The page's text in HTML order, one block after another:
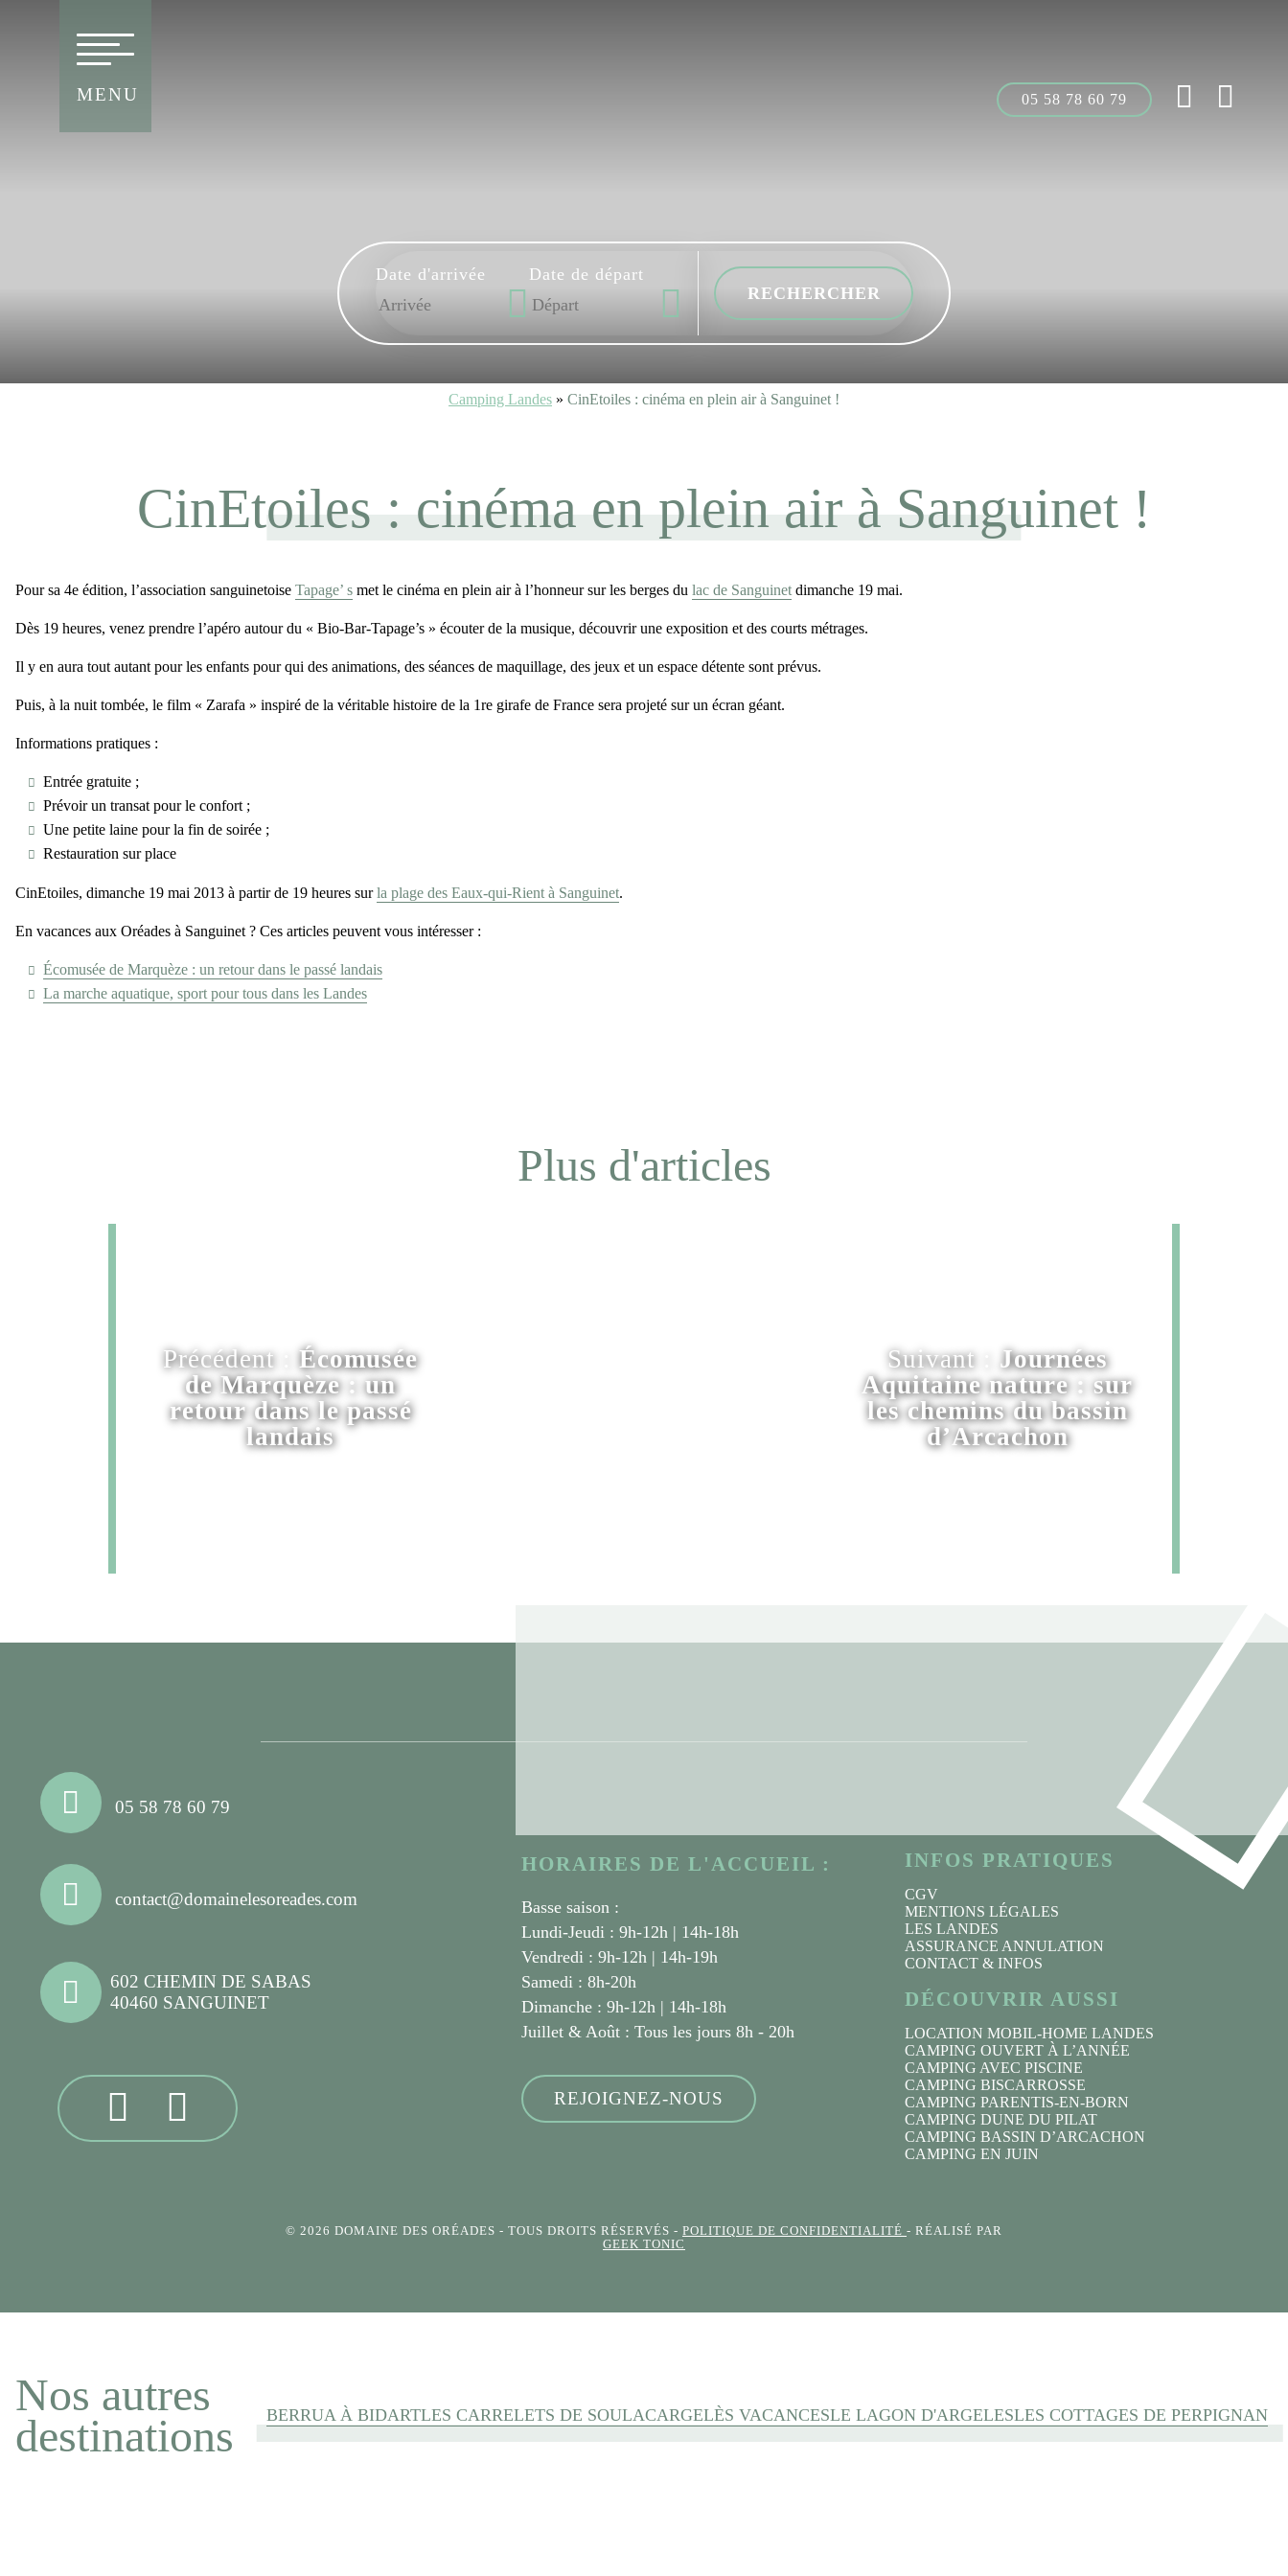
MENU 05 58 78 60 79
Date d'arrivée Date de départ
Camping Landes » CinEtoiles : cinéma en plein air à Sanguinet !
CinEtoiles : cinéma en plein air à Sanguinet !
Pour sa 4e édition, l’association sanguinetoise Tapage’ s met le cinéma en plein air à l’honneur sur les berges du lac de Sanguinet dimanche 19 mai.
Dès 19 heures, venez prendre l’apéro autour du « Bio-Bar-Tapage’s » écouter de la musique, découvrir une exposition et des courts métrages.
Il y en aura tout autant pour les enfants pour qui des animations, des séances de maquillage, des jeux et un espace détente sont prévus.
Puis, à la nuit tombée, le film « Zarafa » inspiré de la véritable histoire de la 1re girafe de France sera projeté sur un écran géant.
Informations pratiques :
Entrée gratuite ;
Prévoir un transat pour le confort ;
Une petite laine pour la fin de soirée ;
Restauration sur place
CinEtoiles, dimanche 19 mai 2013 à partir de 19 heures surla plage des Eaux-qui-Rient à Sanguinet.
En vacances aux Oréades à Sanguinet ? Ces articles peuvent vous intéresser :
Écomusée de Marquèze : un retour dans le passé landais
La marche aquatique, sport pour tous dans les Landes
Plus d'articles
Précédent :Écomusée
de Marquèze : un
retour dans le passé
landais
Suivant : Journées
Aquitaine nature : sur
les chemins du bassin
d’Arcachon
05 58 78 60 79
contact@domainelesoreades.com
602 CHEMIN DE SABAS
40460 SANGUINET
HORAIRES DE L'ACCUEIL :
Basse saison :
Lundi-Jeudi : 9h-12h | 14h-18h
Vendredi : 9h-12h | 14h-19h
Samedi : 8h-20h
Dimanche : 9h-12h | 14h-18h
Juillet & Août : Tous les jours 8h - 20h
REJOIGNEZ-NOUS
INFOS PRATIQUES
CGV
MENTIONS LÉGALES
LES LANDES
ASSURANCE ANNULATION
CONTACT & INFOS
DÉCOUVRIR AUSSI
LOCATION MOBIL-HOME LANDES
CAMPING OUVERT À L’ANNÉE
CAMPING AVEC PISCINE
CAMPING BISCARROSSE
CAMPING PARENTIS-EN-BORN
CAMPING DUNE DU PILAT
CAMPING BASSIN D’ARCACHON
CAMPING EN JUIN
© 2026 DOMAINE DES ORÉADES - TOUS DROITS RÉSERVÉS - POLITIQUE DE CONFIDENTIALITÉ - RÉALISÉ PAR
GEEK TONIC
Nos autres
destinations
BERRUA À BIDARTLES CARRELETS DE SOULACARGELÈS VACANCESLE LAGON D'ARGELESLES COTTAGES DE PERPIGNAN